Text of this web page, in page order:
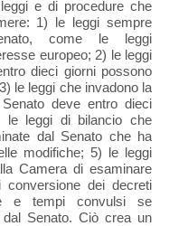
e di procedure che
1) le leggi sempre
come le leggi
europeo; 2) le leggi
dieci giorni possono
le leggi che invadono la
deve entro dieci
le leggi di bilancio che
dal Senato che ha
modifiche; 5) le leggi
Camera di esaminare
dei decreti
e tempi convulsi se
Senato. Ciò crea un